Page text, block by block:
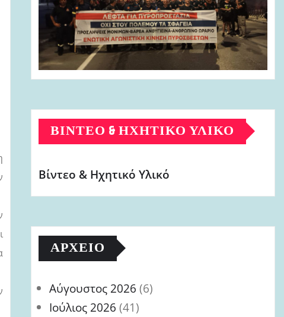
ΒΊΝΤΕΟ & ΗΧΗΤΙΚΌ ΥΛΙΚΌ
Βίντεο & Ηχητικό Υλικό
ΑΡΧΕΊΟ
Αύγουστος 2026 (6)
Ιούλιος 2026 (41)